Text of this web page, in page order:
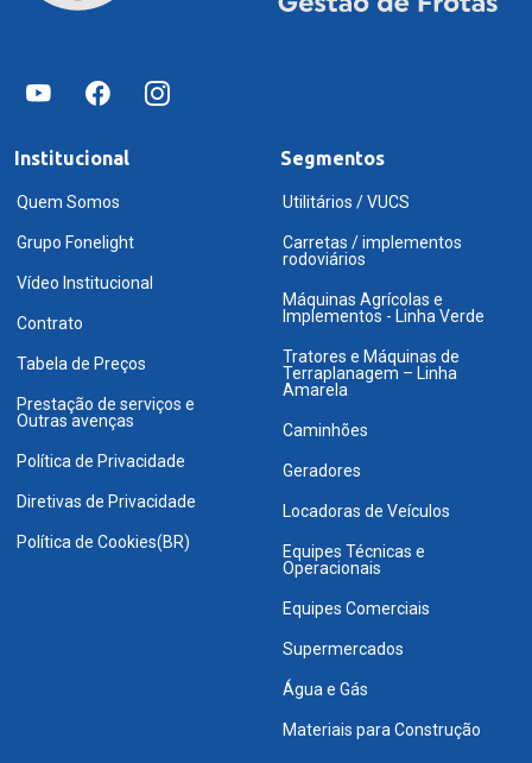
Institucional
Quem Somos
Grupo Fonelight
Vídeo Institucional
Contrato
Tabela de Preços
Prestação de serviços e
Outras avenças
Política de Privacidade
Diretivas de Privacidade
Política de Cookies(BR)
Segmentos
Utilitários / VUCS
Carretas / implementos
rodoviários
Máquinas Agrícolas e
Implementos - Linha Verde
Tratores e Máquinas de
Terraplanagem – Linha
Amarela
Caminhões
Geradores
Locadoras de Veículos
Equipes Técnicas e
Operacionais
Equipes Comerciais
Supermercados
Água e Gás
Materiais para Construção